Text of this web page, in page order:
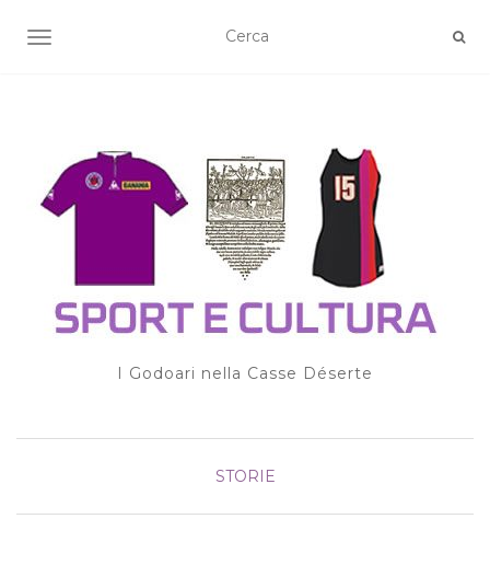
TOGGLE NAVIGATION
I Godoari nella Casse Déserte
STORIE